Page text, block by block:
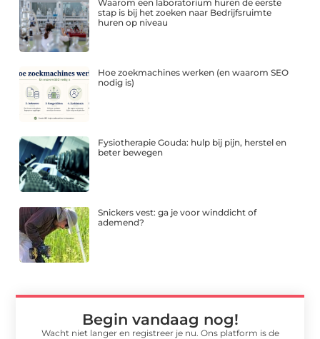
Waarom een laboratorium huren de eerste
stap is bij het zoeken naar Bedrijfsruimte
huren op niveau
Hoe zoekmachines werken (en waarom SEO
nodig is)
Fysiotherapie Gouda: hulp bij pijn, herstel en
beter bewegen
Snickers vest: ga je voor winddicht of
ademend?
Begin vandaag nog!
Wacht niet langer en registreer je nu. Ons platform is de